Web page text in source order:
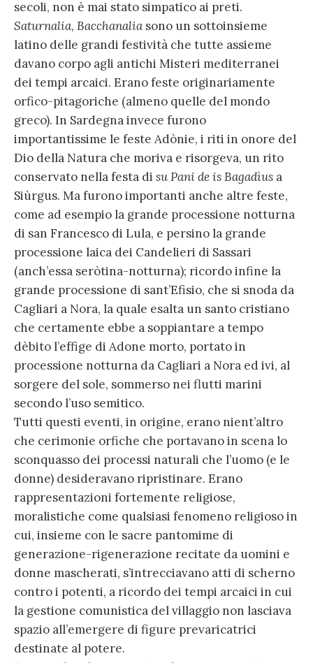
secoli, non è mai stato simpatico ai preti.
Saturnalia, Bacchanalia sono un sottoinsieme
latino delle grandi festività che tutte assieme
davano corpo agli antichi Misteri mediterranei
dei tempi arcaici. Erano feste originariamente
orfico-pitagoriche (almeno quelle del mondo
greco). In Sardegna invece furono
importantissime le feste Adònie, i riti in onore del
Dio della Natura che moriva e risorgeva, un rito
conservato nella festa di su Pani de is Bagadìus a
Siùrgus. Ma furono importanti anche altre feste,
come ad esempio la grande processione notturna
di san Francesco di Lula, e persino la grande
processione laica dei Candelieri di Sassari
(anch’essa seròtina-notturna); ricordo infine la
grande processione di sant’Efisio, che si snoda da
Cagliari a Nora, la quale esalta un santo cristiano
che certamente ebbe a soppiantare a tempo
dèbito l’effige di Adone morto, portato in
processione notturna da Cagliari a Nora ed ivi, al
sorgere del sole, sommerso nei flutti marini
secondo l’uso semitico.
Tutti questi eventi, in origine, erano nient’altro
che cerimonie orfiche che portavano in scena lo
sconquasso dei processi naturali che l’uomo (e le
donne) desideravano ripristinare. Erano
rappresentazioni fortemente religiose,
moralistiche come qualsiasi fenomeno religioso in
cui, insieme con le sacre pantomime di
generazione-rigenerazione recitate da uomini e
donne mascherati, s’intrecciavano atti di scherno
contro i potenti, a ricordo dei tempi arcaici in cui
la gestione comunistica del villaggio non lasciava
spazio all’emergere di figure prevaricatrici
destinate al potere.